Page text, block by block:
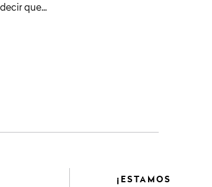
decir que...
¡ESTAMOS